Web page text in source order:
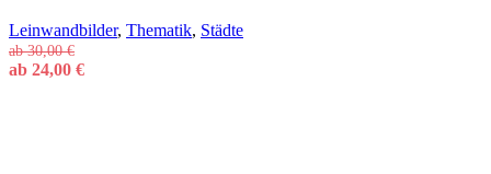
Leinwandbilder, Thematik, Städte
ab30,00€
ab 24,00 €